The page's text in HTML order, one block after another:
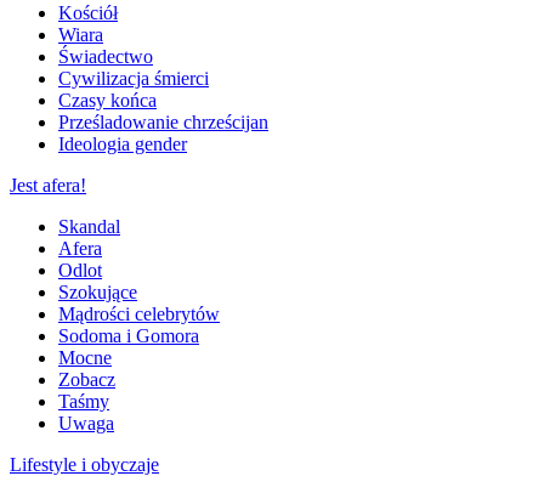
Kościół
Wiara
Świadectwo
Cywilizacja śmierci
Czasy końca
Prześladowanie chrześcijan
Ideologia gender
Jest afera!
Skandal
Afera
Odlot
Szokujące
Mądrości celebrytów
Sodoma i Gomora
Mocne
Zobacz
Taśmy
Uwaga
Lifestyle i obyczaje